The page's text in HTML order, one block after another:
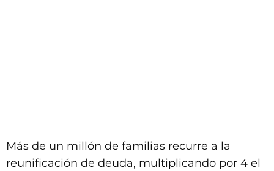
Más de un millón de familias recurre a la
reunificación de deuda, multiplicando por 4 el